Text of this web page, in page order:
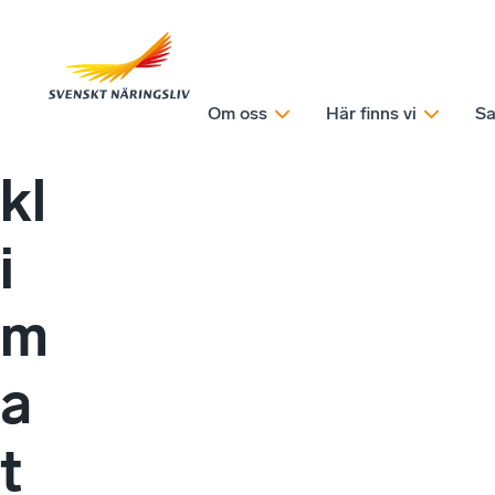
Om oss Här finns vi
kl
i
m
a
t